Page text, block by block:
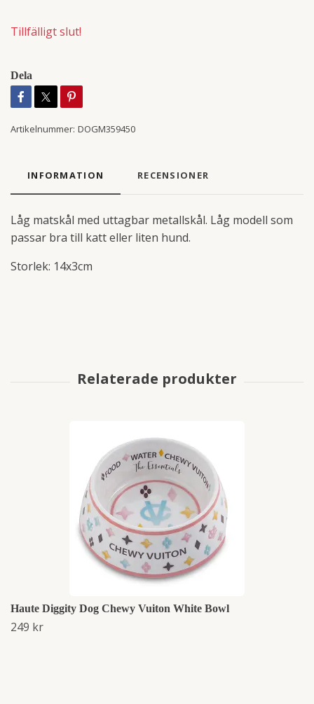
Tillfälligt slut!
Dela
Artikelnummer: DOGM359450
INFORMATION RECENSIONER
Låg matskål med uttagbar metallskål. Låg modell som
passar bra till katt eller liten hund.
Storlek: 14x3cm
Haute Diggity Dog Chewy Vuiton White Bowl
249 kr